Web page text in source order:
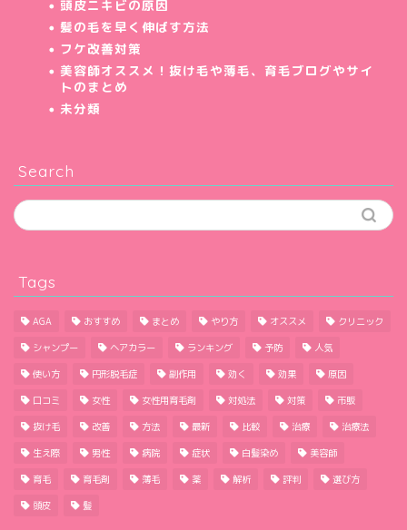
頭皮ニキビの原因
髪の毛を早く伸ばす方法
フケ改善対策
美容師オススメ！抜け毛や薄毛、育毛ブログやサイ
トのまとめ
未分類
Search
Tags
AGA おすすめ まとめ やり方 オススメ クリニック
シャンプー ヘアカラー ランキング 予防 人気
使い方 円形脱毛症 副作用 効く 効果 原因
口コミ 女性 女性用育毛剤 対処法 対策 市販
抜け毛 改善 方法 最新 比較 治療 治療法
生え際 男性 病院 症状 白髪染め 美容師
育毛 育毛剤 薄毛 薬 解析 評判 選び方
頭皮 髪